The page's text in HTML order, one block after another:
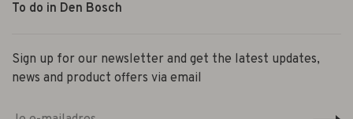
To do in Den Bosch
Sign up for our newsletter and get the latest updates,
news and product offers via email